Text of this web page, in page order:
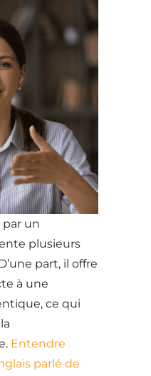
par un
plusieurs
part, il offre
à une
ce qui
Entendre
parlé de